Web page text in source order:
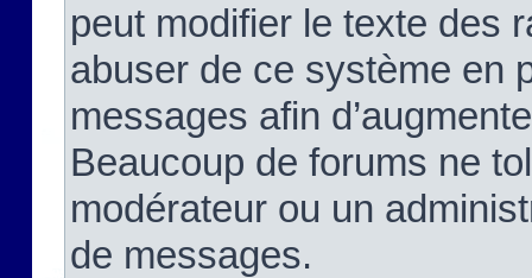
peut modifier le texte des
abuser de ce système en
messages afin
Beaucoup de forums ne
modérateur ou un
de messages.